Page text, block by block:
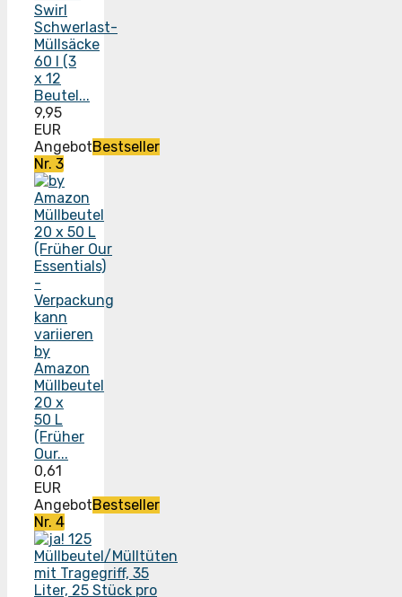
Swirl
Schwerlast-
Müllsäcke
60 l (3
x 12
Beutel...
9,95
EUR
AngebotBestseller
Nr. 3
by
Amazon
Müllbeutel
20 x
50 L
(Früher
Our...
0,61
EUR
AngebotBestseller
Nr. 4